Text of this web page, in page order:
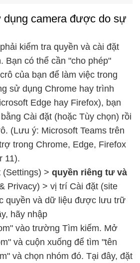
dụng camera được do sự
kiểm tra quyền và cài đặt
Bạn có thể cần "cho phép"
của bạn để làm việc trong
sử dụng Chrome hay trình
Edge hay Firefox), bạn
Cài đặt (hoặc Tùy chọn) rồi
(Lưu ý: Microsoft Teams trên
trong Chrome, Edge, Firefox
11).
(Settings) > quyền riêng tư và
Privacy) > vị trí Cài đặt (site
quyền và dữ liệu được lưu trữ
hãy nhập
vào trường Tìm kiếm. Mở
và cuộn xuống để tìm "tên
và chọn nhóm đó. Tại đây, đặt